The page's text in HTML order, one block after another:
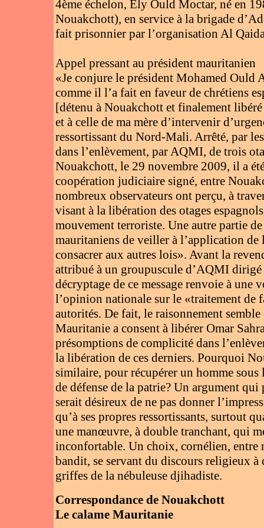
4ème échelon, Ely Ould Moctar, né en
Nouakchott), en service à la brigade
fait prisonnier par l’organisation Al
Appel pressant au président mauritanien
«Je conjure le président Mohamed
comme il l’a fait en faveur de chrétiens
[détenu à Nouakchott et finalement
et à celle de ma mère d’intervenir
ressortissant du Nord-Mali. Arrêté, par
dans l’enlèvement, par AQMI, de trois
Nouakchott, le 29 novembre 2009, il a
coopération judiciaire signé, entre
nombreux observateurs ont perçu, à
visant à la libération des otages
mouvement terroriste. Une autre partie
mauritaniens de veiller à l’application
consacrer aux autres lois». Avant la
attribué à un groupuscule d’AQMI
décryptage de ce message renvoie à
l’opinion nationale sur le «traitement de
autorités. De fait, le raisonnement
Mauritanie a consent à libérer Omar
présomptions de complicité dans
la libération de ces derniers. Pourquoi
similaire, pour récupérer un homme
de défense de la patrie? Un argument
serait désireux de ne pas donner
qu’à ses propres ressortissants, surtout
une manœuvre, à double tranchant, qui
inconfortable. Un choix, cornélien, entre
bandit, se servant du discours religieux
griffes de la nébuleuse djihadiste.
Correspondance de Nouakchott
Le calame Mauritanie